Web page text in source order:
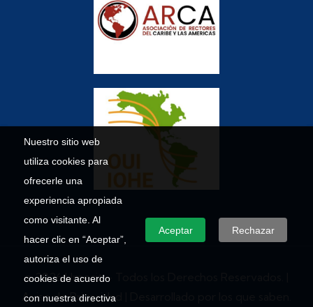
Nuestro sitio web
utiliza cookies para
ofrecerle una
experiencia apropiada
como visitante. Al
hacer clic en “Aceptar”,
autoriza el uso de
cookies de acuerdo
con nuestra directiva
Aceptar Rechazar
© 2026 Umecit – Todos los Derechos Reservados. |
Aviso de Privacidad